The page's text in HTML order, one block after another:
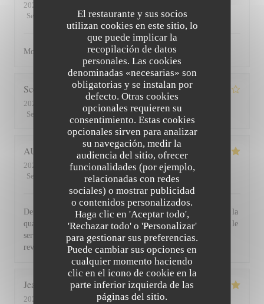
El restaurante y sus socios
utilizan cookies en este sitio, lo
que puede implicar la
recopilación de datos
personales. Las cookies
denominadas «necesarias» son
obligatorias y se instalan por
defecto. Otras cookies
opcionales requieren su
consentimiento. Estas cookies
opcionales sirven para analizar
su navegación, medir la
audiencia del sitio, ofrecer
funcionalidades (por ejemplo,
relacionadas con redes
sociales) o mostrar publicidad
o contenidos personalizados.
Haga clic en 'Aceptar todo',
'Rechazar todo' o 'Personalizar'
para gestionar sus preferencias.
Puede cambiar sus opciones en
cualquier momento haciendo
clic en el icono de cookie en la
parte inferior izquierda de las
páginas del sitio.
2026-08-01
Servicio
Ambiente: 5/5 Menú: 5/5 Calidad / Precio
Moment superbe, du service à l’assiette !
Scott
2026-07-30
- 19:45 - Invitados 3
Servicio
Ambiente: 3/5 Menú: 4/5 Calidad / Precio
AUDE
2026-07-30
- 19:30 - Invitados 2
Servicio
Ambiente: 5/5 Menú: 5/5 Calidad / Precio
De l'accueil souriant et chaleureux comme à la maison jusqu'à la
qualité et la présentation de l'assiette (poissons) en passant par le
service du vin, nous avons apprécié ce dîner et souhaitons
revenir. Bravo & merci +++
Jean Louis D
2026-07-30
- 13:00 - Invitados 2